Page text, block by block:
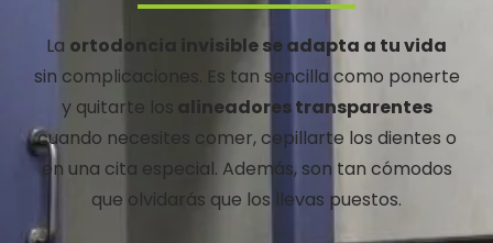
La ortodoncia invisible se adapta a tu vida
sin complicaciones. Es tan sencilla como ponerte
y quitarte los
alineadores transparentes
cuando necesites comer, cepillarte los dientes o
en una cita especial. Además, son tan cómodos
que olvidarás que los llevas puestos.